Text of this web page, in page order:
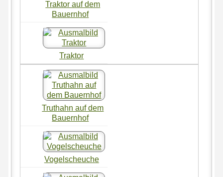
Traktor auf dem
Bauernhof
Traktor
Truthahn auf dem
Bauernhof
Vogelscheuche